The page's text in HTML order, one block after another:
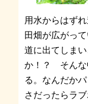
用水からはず
田畑が広がっ
道に出てしま
か！？ そんな
る。なんだか
さだったらラ